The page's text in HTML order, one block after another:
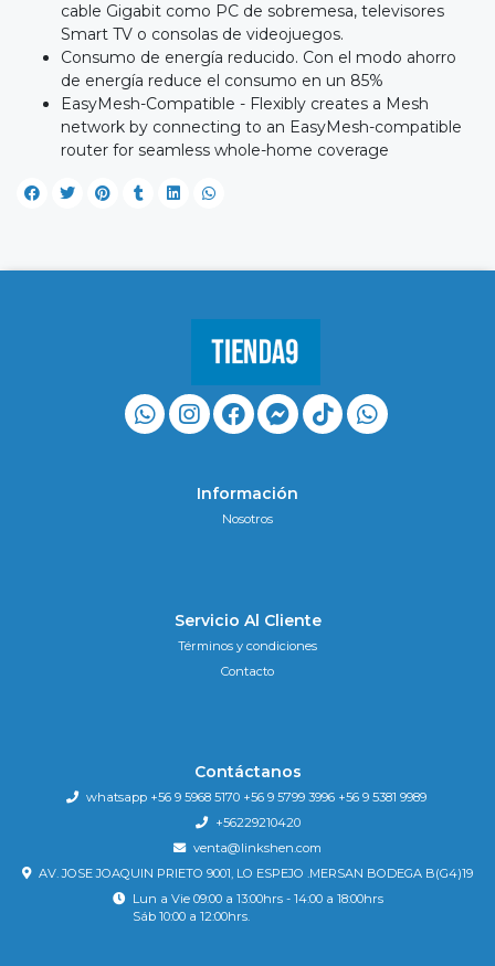
cable Gigabit como PC de sobremesa, televisores
Smart TV o consolas de videojuegos.
Consumo de energía reducido. Con el modo ahorro
de energía reduce el consumo en un 85%
EasyMesh-Compatible - Flexibly creates a Mesh
network by connecting to an EasyMesh-compatible
router for seamless whole-home coverage
Información
Nosotros
Servicio Al Cliente
Términos y condiciones
Contacto
Contáctanos
whatsapp +56 9 5968 5170 +56 9 5799 3996 +56 9 5381 9989
+56229210420
venta@linkshen.com
AV. JOSE JOAQUIN PRIETO 9001, LO ESPEJO .MERSAN BODEGA B(G4)19
Lun a Vie 09:00 a 13:00hrs - 14:00 a 18:00hrs
Sáb 10:00 a 12:00hrs.